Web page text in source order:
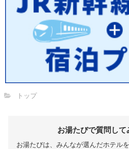
トップ
お湯たびで質問して
お湯たびは、みんなが選んだホテル